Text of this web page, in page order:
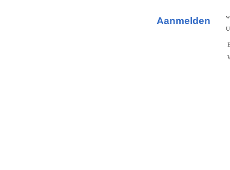
Aanmelden